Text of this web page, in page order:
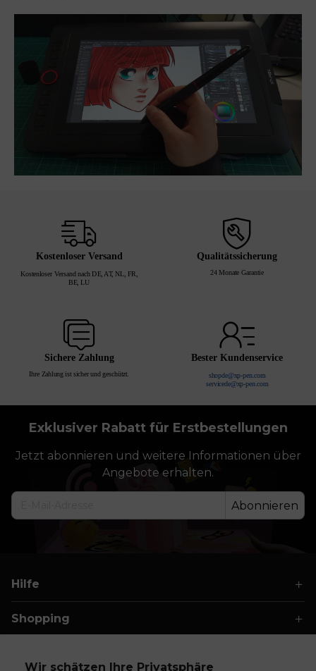
Kostenloser Versand
Kostenloser Versand nach DE, AT, NL, FR,
BE, LU
Qualitätssicherung
24 Monate Garantie
Sichere Zahlung
Ihre Zahlung ist sicher und geschützt.
Bester Kundenservice
shopde@xp-pen.com
servicede@xp-pen.com
Exklusiver Rabatt für Erstbestellungen
Jetzt abonnieren und weitere Informationen über
Angebote erhalten.
Abonnieren
Hilfe
Shopping
Wir schätzen Ihre Privatsphäre